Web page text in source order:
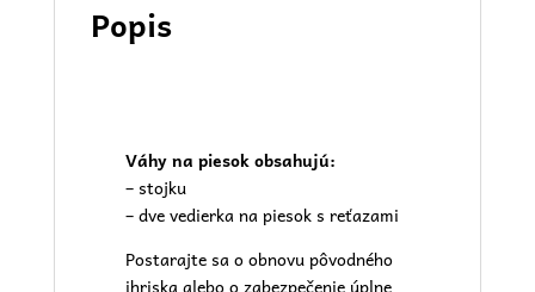
Popis
Váhy na piesok obsahujú:
– stojku
– dve vedierka na piesok s reťazami
Postarajte sa o obnovu pôvodného
ihriska alebo o zabezpečenie úplne